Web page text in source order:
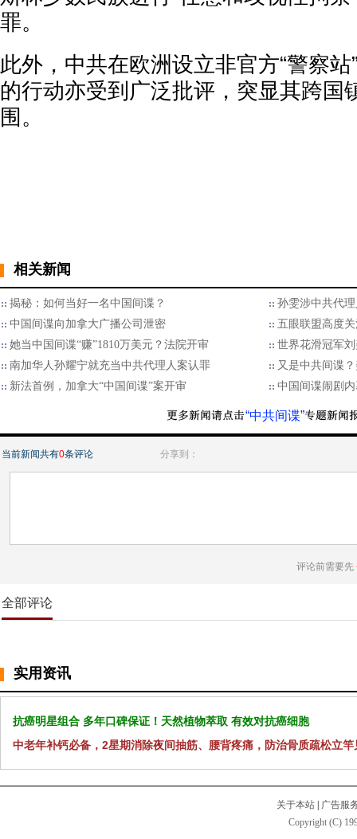
罪。
此外，中共在欧洲设立非官方“警察
的行动亦受到广泛批评，突显其跨国
围。
相关新闻
揭秘：如何当好一名中国间谍？
孙雯涉中共代
中国间谍向加拿大广播公司泄密
五眼联盟高度
她当中国间谍“赚”1810万美元？法院开审
世界花滑冠军
南加华人孙耀宁就充当中共代理人案认罪
又是中共间谍
新法首例，加拿大“中国间谍”案开审
中国间谍闹剧
“中共间谍”
当前新闻共有0条评论 分享到：
评论前需要先
全部评论
实用资讯
抗癌明星组合 多年口碑保证！天然植物萃取 有效对抗癌细胞
中老年补钙必备，2星期消除夜间抽筋、腰背疼痛，防治骨质疏松立竿
关于本站
广告服
Copyright (C)